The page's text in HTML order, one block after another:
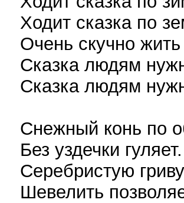
Ходит сказка по
Очень скучно жить
Сказка людям
Сказка людям
Снежный конь по
Без уздечки гуляет.
Серебристую гриву
Шевелить